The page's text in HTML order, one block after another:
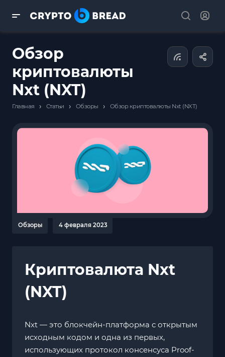
Обзор
криптовалюты
Nxt (NXT)
Главная › Статьи › Обзоры › Обзор криптовалюты Nxt (NXT)
Обзоры 4 февраля 2023
Криптовалюта Nxt
(NXT)
Nxt — это блокчейн-платформа с открытым
исходным кодом и одна из первых,
использующих протокол консенсуса Proof-